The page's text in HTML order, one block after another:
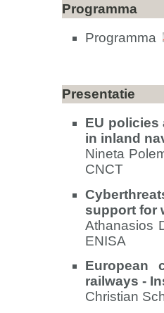
Programma
Programma
Presentatie
EU policies
in inland
Nineta
CNCT
support for
Athanasios
ENISA
European
railways -
Christian